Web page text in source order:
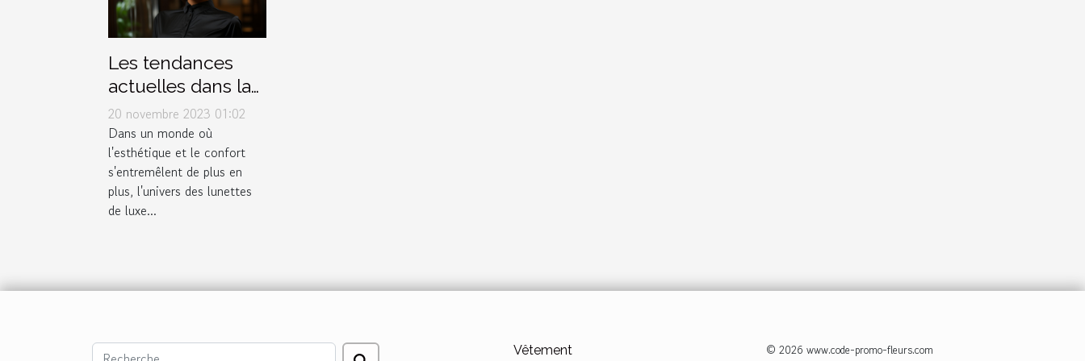
Les tendances
actuelles dans la
conception de
lunettes de luxe
20 novembre 2023 01:02
Dans un monde où
l'esthétique et le confort
s'entremêlent de plus en
plus, l'univers des lunettes
de luxe...
Vêtement © 2026 www.code-promo-fleurs.com